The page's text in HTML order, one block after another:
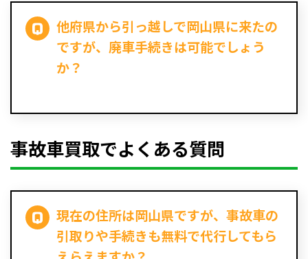
他府県から引っ越しで岡山県に来たの
ですが、廃車手続きは可能でしょう
か？
事故車買取でよくある質問
現在の住所は岡山県ですが、事故車の
引取りや手続きも無料で代行してもら